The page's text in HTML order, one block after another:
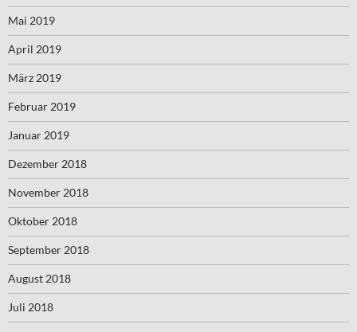
Mai 2019
April 2019
März 2019
Februar 2019
Januar 2019
Dezember 2018
November 2018
Oktober 2018
September 2018
August 2018
Juli 2018